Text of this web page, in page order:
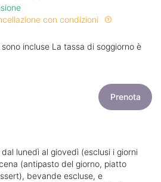
con condizioni
incluse La tassa di soggiorno è
Prenota
lunedì al giovedì (esclusi i giorni
(antipasto del giorno, piatto
bevande escluse, e